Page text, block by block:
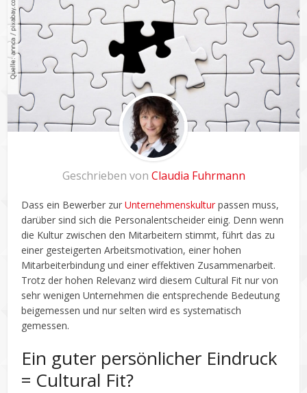
Geschrieben von Claudia Fuhrmann
Dass ein Bewerber zurUnternehmenskulturpassen muss,
darüber sind sich die Personalentscheider einig. Denn wenn
die Kultur zwischen den Mitarbeitern stimmt, führt das zu
einer gesteigerten Arbeitsmotivation, einer hohen
Mitarbeiterbindung und einer effektiven Zusammenarbeit.
Trotz der hohen Relevanz wird diesem Cultural Fit nur von
sehr wenigen Unternehmen die entsprechende Bedeutung
beigemessen und nur selten wird es systematisch
gemessen.
Ein guter persönlicher Eindruck
= Cultural Fit?